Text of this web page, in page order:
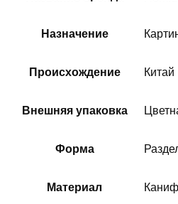
Назначение
Происхождение Китай
Внешняя упаковка
Форма
Материал